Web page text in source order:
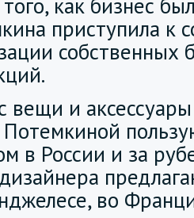
приступила к
собственных
вещи и
в России и за
во